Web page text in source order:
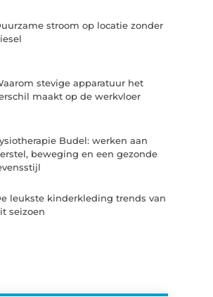
stroom op locatie zonder
stevige apparatuur het
maakt op de werkvloer
Budel: werken aan
beweging en een gezonde
leukste kinderkleding trends van
seizoen